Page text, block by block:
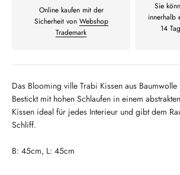
Online kaufen mit der
Sicherheit von Webshop
Trademark
Sie
innerhalb
14
Das Blooming ville Trabi Kissen aus
Bestickt mit hohen Schlaufen in einem
Kissen ideal für jedes Interieur und gibt dem
Schliff.
B: 45cm, L: 45cm